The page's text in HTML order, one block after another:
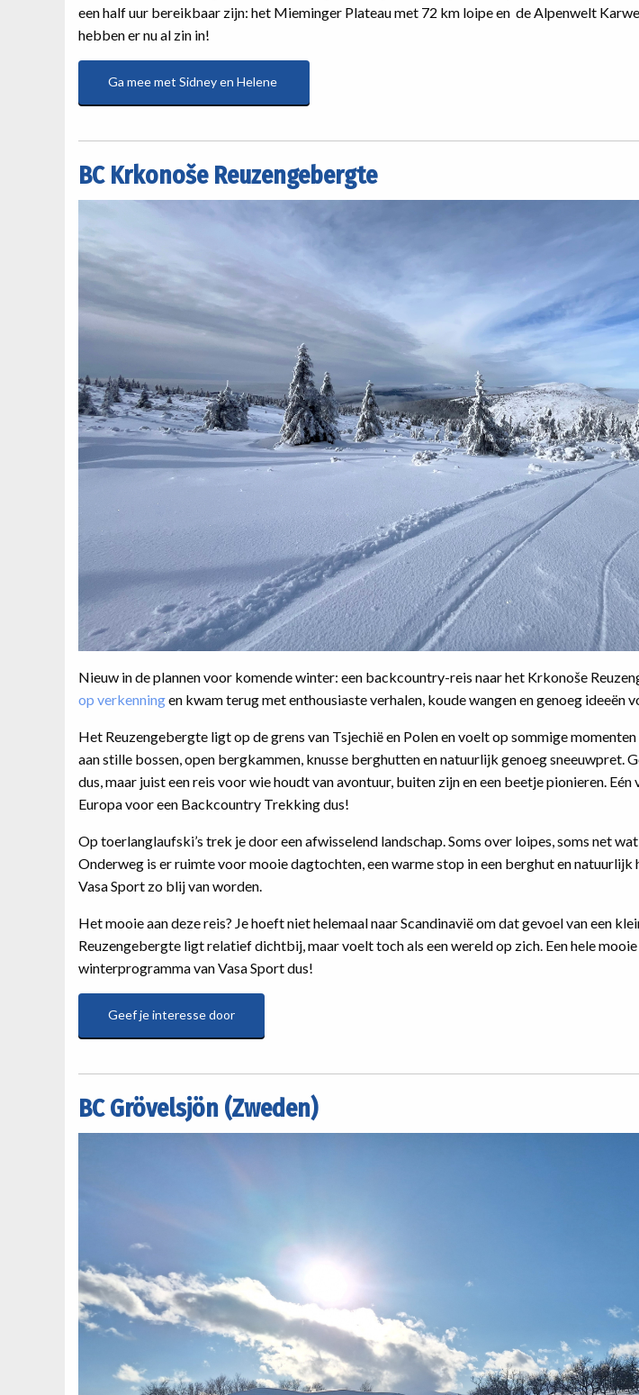
een half uur bereikbaar zijn: het Mieminger Plateau met 72 km loipe en de Alpenwelt
hebben er nu al zin in!
Ga mee met Sidney en Helene
BC Krkonoše Reuzengebergte
Nieuw in de plannen voor komende winter: een backcountry-reis naar het Krkonoše
op verkenningen kwam terug met enthousiaste verhalen, koude wangen en genoeg ideeën
Het Reuzengebergte ligt op de grens van Tsjechië en Polen en voelt op sommige
aan stille bossen, open bergkammen, knusse berghutten en natuurlijk genoeg sneeuwpret.
dus, maar juist een reis voor wie houdt van avontuur, buiten zijn en een beetje pionieren.
Europa voor een Backcountry Trekking dus!
Op toerlanglaufski’s trek je door een afwisselend landschap. Soms over loipes, soms net
Onderweg is er ruimte voor mooie dagtochten, een warme stop in een berghut en
Vasa Sport zo blij van worden.
Het mooie aan deze reis? Je hoeft niet helemaal naar Scandinavië om dat gevoel van een
Reuzengebergte ligt relatief dichtbij, maar voelt toch als een wereld op zich. Een hele
winterprogramma van Vasa Sport dus!
Geef je interesse door
BC Grövelsjön (Zweden)